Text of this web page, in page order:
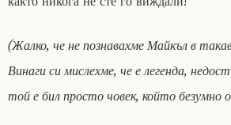
(Жалко, че не познавахме Майкъл в
Винаги си мислехме, че е легенда,
той е бил просто човек, който безумно